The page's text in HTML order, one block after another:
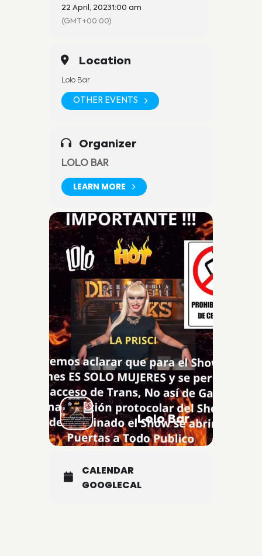
22 April, 20231:00 am
(GMT+00:00)
Location
Lolo Bar
OTHER EVENTS
Organizer
LOLO BAR
LEARN MORE
Lolo Bar
CALENDAR
GOOGLECAL